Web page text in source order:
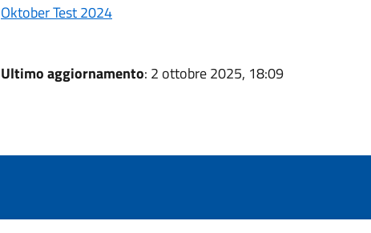
Oktober Test 2024
Ultimo aggiornamento: 2 ottobre 2025, 18:09